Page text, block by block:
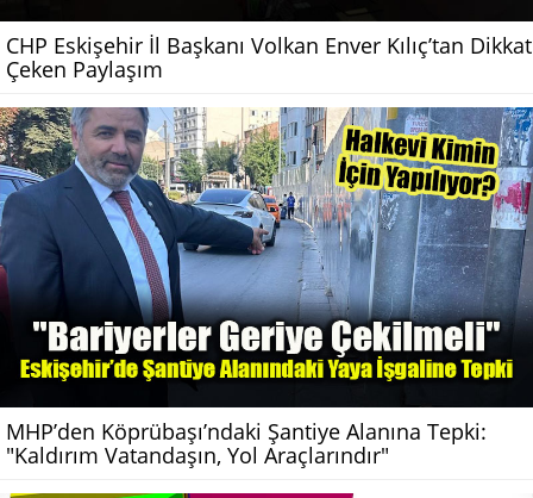
CHP Eskişehir İl Başkanı Volkan Enver Kılıç’tan Dikkat
Çeken Paylaşım
MHP’den Köprübaşı’ndaki Şantiye Alanına Tepki:
"Kaldırım Vatandaşın, Yol Araçlarındır"